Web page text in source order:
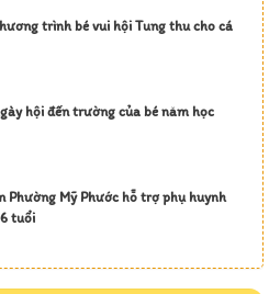
trình bé vui hội Tung thu cho cá
hội đến trường của bé năm học
Phường Mỹ Phước hỗ trợ phụ huynh
tuổi